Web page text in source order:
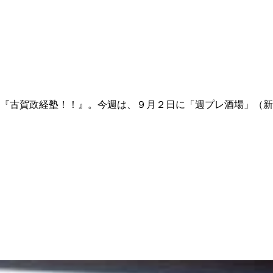
古賀政経塾！！』。今週は、９月２日に「週プレ酒場」（新